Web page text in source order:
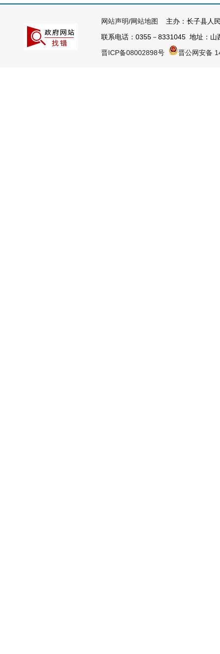
网站声明/网站地图
主办：长子县人
联系电话：0355－8331045 地址：
晋ICP备08002898号
晋公网安备